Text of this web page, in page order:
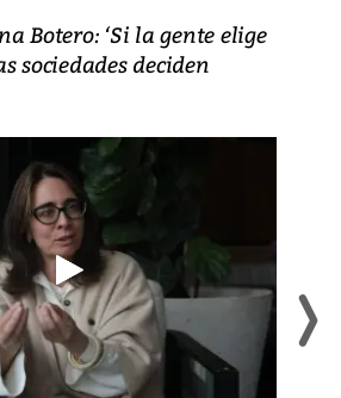
Botero: ‘Si la gente elige
sociedades deciden